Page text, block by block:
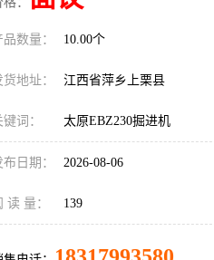
品数量： 10.00个
货地址： 江西省萍乡上栗县
键词： 太原EBZ230掘进机
布日期： 2026-08-06
读 量： 139